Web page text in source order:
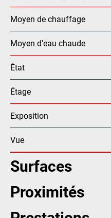
Moyen de chauffage
Moyen d'eau chaude
État
Étage
Exposition
Vue
Surfaces
Proximités